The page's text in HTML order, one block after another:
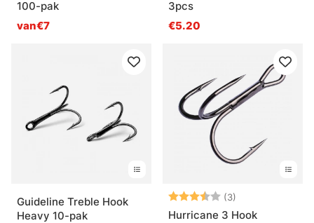
100-pak
van€7
3pcs
€5.20
Guideline Treble Hook
Heavy 10-pak
Beoordeling:
(3)
Hurricane 3 Hook